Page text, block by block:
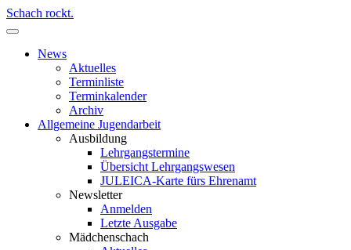
Schach rockt.
News
Aktuelles
Terminliste
Terminkalender
Archiv
Allgemeine Jugendarbeit
Ausbildung
Lehrgangstermine
Übersicht Lehrgangswesen
JULEICA-Karte fürs Ehrenamt
Newsletter
Anmelden
Letzte Ausgabe
Mädchenschach